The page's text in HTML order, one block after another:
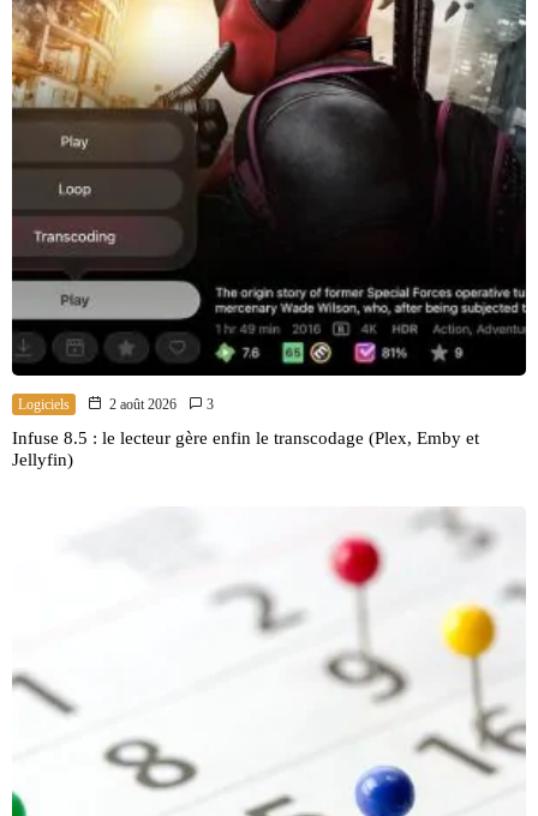
Logiciels 2 août 2026 3
Infuse 8.5 : le lecteur gère enfin le transcodage (Plex, Emby et
Jellyfin)